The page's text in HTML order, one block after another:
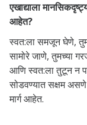
एखाद्याला
आहेत?
स्वत:ला समजून घेणे,
सामोरे जाणे, तुमच्या
आणि स्वत:ला तुटून न
सोडवण्यात सक्षम
मार्ग आहेत.